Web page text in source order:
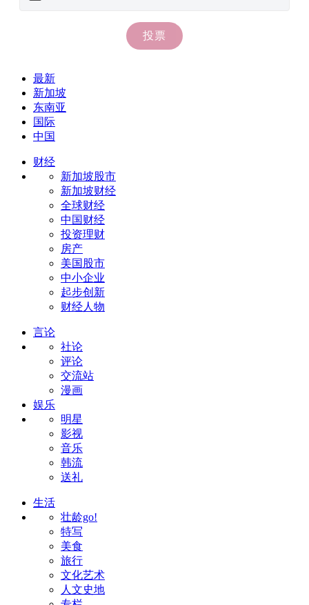
最新
新加坡
东南亚
国际
中国
财经
新加坡股市
新加坡财经
全球财经
中国财经
投资理财
房产
美国股市
中小企业
起步创新
财经人物
言论
社论
评论
交流站
漫画
娱乐
明星
影视
音乐
韩流
送礼
生活
壮龄go!
特写
美食
旅行
文化艺术
人文史地